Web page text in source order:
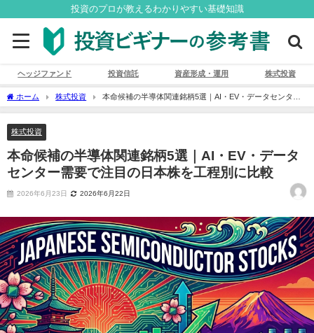
投資のプロが教えるわかりやすい基礎知識
ヘッジファンド 投資信託 資産形成・運用 株式投資
ホーム 株式投資
本命候補の半導体関連銘柄5選｜AI・EV・データセンター
需要で注目の日本株を工程別に比較
株式投資
本命候補の半導体関連銘柄5選｜AI・EV・データ
センター需要で注目の日本株を工程別に比較
2026年6月23日 2026年6月22日